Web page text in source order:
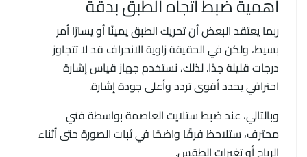
أهمية ضبط اتجاه الطبق بدقة
ربما يعتقد البعض أن تحريك الطبق يمينًا أو يسارًا أمر
بسيط، ولكن في الحقيقة زاوية الانحراف قد لا تتجاوز
درجات قليلة جدًا. لذلك، نستخدم جهاز قياس إشارة
احترافي يحدد أقوى تردد وأعلى جودة إشارة.
وبالتالي، عند ضبط ستلايت العاصمة بواسطة فني
محترف، ستلاحظ فرقًا واضحًا في ثبات الصورة حتى أثناء
الرياح أو تغيرات الطقس.